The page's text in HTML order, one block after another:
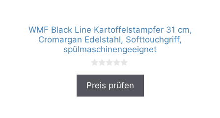
WMF Black Line Kartoffelstampfer 31 cm,
Cromargan Edelstahl, Softtouchgriff,
spülmaschinengeeignet
o
Preis prüfen